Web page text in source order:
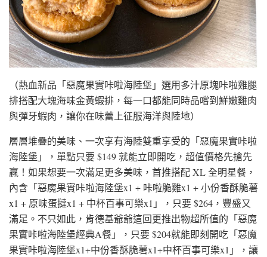
（熱血新品「惡魔果實咔啦海陸堡」選用多汁原塊咔啦雞腿
排搭配大塊海味金黃蝦排，每一口都能同時品嚐到鮮嫩雞肉
與彈牙蝦肉，讓你在味蕾上征服海洋與陸地）
層層堆疊的美味、一次享有海陸雙重享受的「惡魔果實咔啦
海陸堡」，單點只要 $149 就能立即開吃，超值價格先搶先
贏！如果想要一次滿足更多美味，首推搭配 XL 全明星餐，
內含「惡魔果實咔啦海陸堡x1 + 咔啦脆雞x1 + 小份香酥脆薯
x1 + 原味蛋撻x1 + 中杯百事可樂x1」，只要 $264，豐盛又
滿足。不只如此，肯德基爺爺這回更推出物超所值的「惡魔
果實咔啦海陸堡經典A餐」，只要 $204就能即刻開吃「惡魔
果實咔啦海陸堡x1+中份香酥脆薯x1+中杯百事可樂x1」，讓